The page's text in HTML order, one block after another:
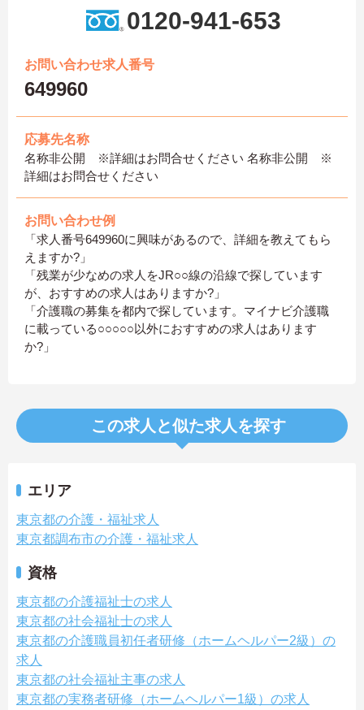
0120-941-653
お問い合わせ求人番号
649960
応募先名称
名称非公開 ※詳細はお問合せください 名称非公開 ※
詳細はお問合せください
お問い合わせ例
「求人番号649960に興味があるので、詳細を教えてもら
えますか?」
「残業が少なめの求人をJR○○線の沿線で探しています
が、おすすめの求人はありますか?」
「介護職の募集を都内で探しています。マイナビ介護職
に載っている○○○○○以外におすすめの求人はあります
か?」
この求人と似た求人を探す
エリア
東京都の介護・福祉求人
東京都調布市の介護・福祉求人
資格
東京都の介護福祉士の求人
東京都の社会福祉士の求人
東京都の介護職員初任者研修（ホームヘルパー2級）の
求人
東京都の社会福祉主事の求人
東京都の実務者研修（ホームヘルパー1級）の求人